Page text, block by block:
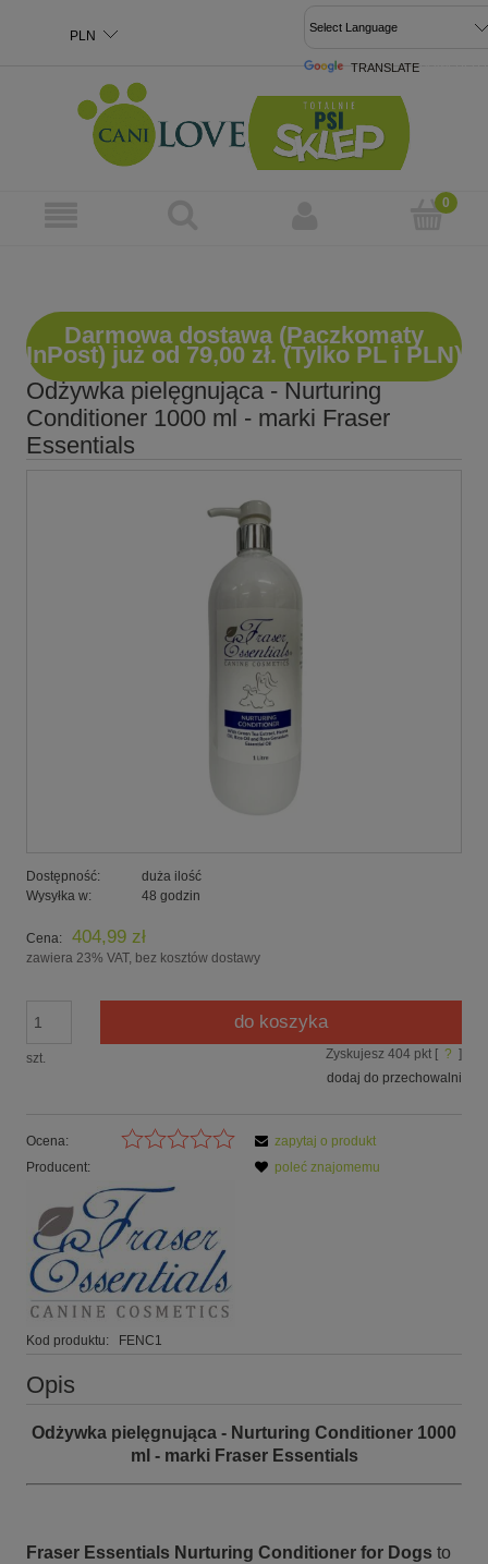
TRANSLATE
Darmowa dostawa (Paczkomaty
InPost) już od 79,00 zł. (Tylko PL i PLN)
Odżywka pielęgnująca - Nurturing
Conditioner 1000 ml - marki Fraser
Essentials
Dostępność:
duża ilość
Wysyłka w:
48 godzin
Cena: 404,99 zł
zawiera 23% VAT, bez kosztów dostawy
szt.
do koszyka
Zyskujesz 404 pkt [ ? ]
dodaj do przechowalni
Ocena:
Producent:
Kod produktu: FENC1
zapytaj o produkt
poleć znajomemu
Opis
Odżywka pielęgnująca - Nurturing Conditioner 1000
ml - marki Fraser Essentials
Fraser Essentials Nurturing Conditioner for Dogs to